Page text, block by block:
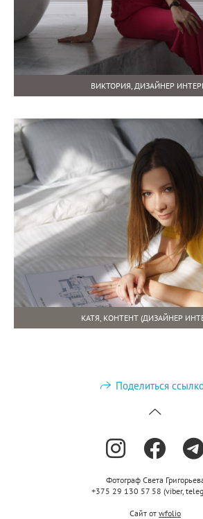
ВИКТОРИЯ, ДИЗАЙНЕР
КАТЯ, КОНТЕНТ (ДИЗАЙНЕР
Поделиться
Фотограф Света
+375 29 130 57 58 (viber,
Сайт от wfolio